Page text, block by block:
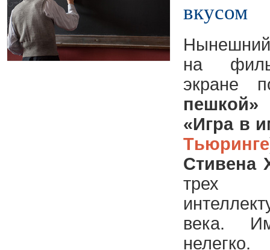
вкусом
на
экране
пешкой»
«Игра в
Тьюринге
Стивена
трех
века.
нелегко.